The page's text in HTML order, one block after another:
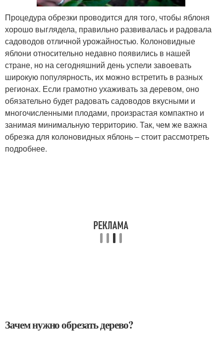
Процедура обрезки проводится для того, чтобы яблоня
хорошо выглядела, правильно развивалась и радовала
садоводов отличной урожайностью. Колоновидные
яблони относительно недавно появились в нашей
стране, но на сегодняшний день успели завоевать
широкую популярность, их можно встретить в разных
регионах. Если грамотно ухаживать за деревом, оно
обязательно будет радовать садоводов вкусными и
многочисленными плодами, произрастая компактно и
занимая минимальную территорию. Так, чем же важна
обрезка для колоновидных яблонь – стоит рассмотреть
подробнее.
Зачем нужно обрезать дерево?